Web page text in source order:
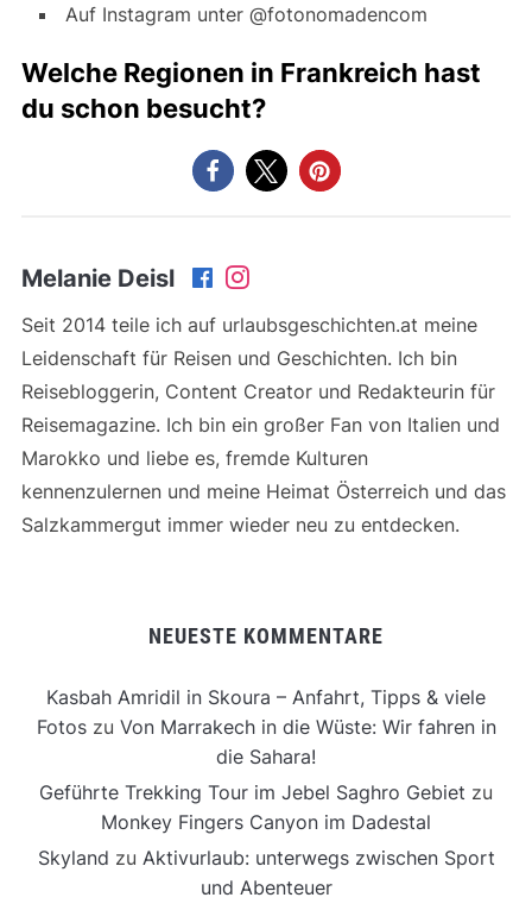
Auf Instagram unter @fotonomadencom
Welche Regionen in Frankreich hast
du schon besucht?
Melanie Deisl
Seit 2014 teile ich auf urlaubsgeschichten.at meine
Leidenschaft für Reisen und Geschichten. Ich bin
Reisebloggerin, Content Creator und Redakteurin für
Reisemagazine. Ich bin ein großer Fan von Italien und
Marokko und liebe es, fremde Kulturen
kennenzulernen und meine Heimat Österreich und das
Salzkammergut immer wieder neu zu entdecken.
NEUESTE KOMMENTARE
Kasbah Amridil in Skoura – Anfahrt, Tipps & viele
Fotoszu Von Marrakech in die Wüste: Wir fahren in
die Sahara!
Geführte Trekking Tour im Jebel Saghro Gebiet zu
Monkey Fingers Canyon im Dadestal
Skyland zu Aktivurlaub: unterwegs zwischen Sport
und Abenteuer